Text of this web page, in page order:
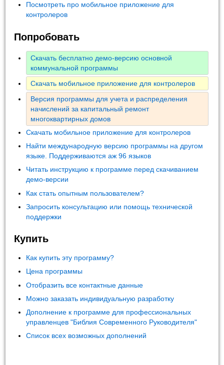
Посмотреть про мобильное приложение для
контролеров
Попробовать
Скачать бесплатно демо-версию основной
коммунальной программы
Скачать мобильное приложение для контролеров
Версия программы для учета и распределения
начислений за капитальный ремонт
многоквартирных домов
Скачать мобильное приложение для контролеров
Найти международную версию программы на другом
языке. Поддерживаются аж 96 языков
Читать инструкцию к программе перед скачиванием
демо-версии
Как стать опытным пользователем?
Запросить консультацию или помощь технической
поддержки
Купить
Как купить эту программу?
Цена программы
Отобразить все контактные данные
Можно заказать индивидуальную разработку
Дополнение к программе для профессиональных
управленцев "Библия Современного Руководителя"
Список всех возможных дополнений